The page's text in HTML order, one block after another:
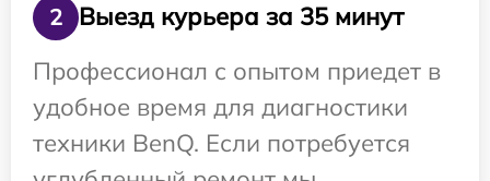
2
Выезд курьера за 35 минут
Профессионал с опытом приедет в
удобное время для диагностики
техники BenQ. Если потребуется